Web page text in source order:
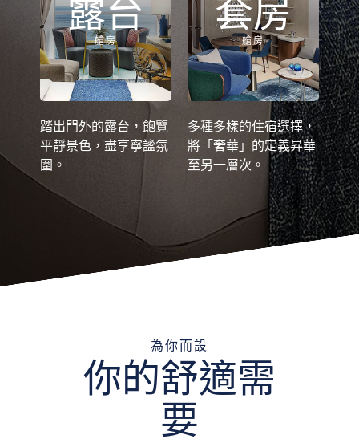
露台
艙房
踏出門外的露台，飽覽
平靜景色，盡享寧謐氛
圍。
套房
艙房
多種多樣的住宿選擇，
將「奢華」的定義昇華
至另一層次。
為你而設
你的舒適需
要